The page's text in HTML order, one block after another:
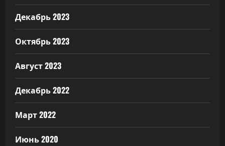
Декабрь 2023
Октябрь 2023
Август 2023
Декабрь 2022
Март 2022
Июнь 2020